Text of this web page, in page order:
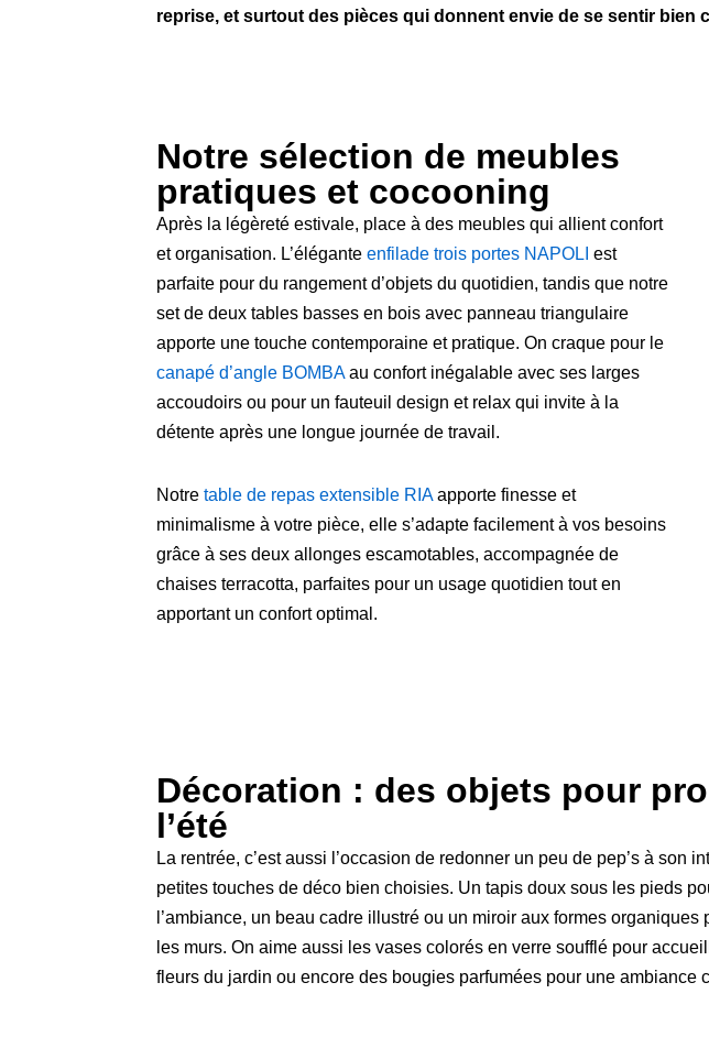
reprise, et surtout des pièces qui donnent envie de se sentir
Notre sélection de meubles
pratiques et cocooning
Après la légèreté estivale, place à des meubles qui allient confort
et organisation. L’élégante enfilade trois portes NAPOLI est
parfaite pour du rangement d’objets du quotidien, tandis que notre
set de deux tables basses en bois avec panneau triangulaire
apporte une touche contemporaine et pratique. On craque pour le
canapé d’angle BOMBAau confort inégalable avec ses larges
accoudoirs ou pour un fauteuil design et relax qui invite à la
détente après une longue journée de travail.
Notre table de repas extensible RIAapporte finesse et
minimalisme à votre pièce, elle s’adapte facilement à vos besoins
grâce à ses deux allonges escamotables, accompagnée de
chaises terracotta, parfaites pour un usage quotidien tout en
apportant un confort optimal.
Décoration : des objets pour
l’été
La rentrée, c’est aussi l’occasion de redonner un peu de pep’s à son
petites touches de déco bien choisies. Un tapis doux sous les pieds
l’ambiance, un beau cadre illustré ou un miroir aux formes organiques
les murs. On aime aussi les vases colorés en verre soufflé pour
fleurs du jardin ou encore des bougies parfumées pour une ambiance